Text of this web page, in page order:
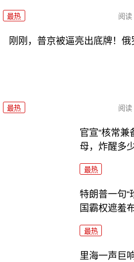
最热 阅读
刚刚，普京被逼亮出底牌！俄
最热 阅读
官宣“核常兼
母，炸醒多
最热
特朗普一句“
国霸权遮羞
最热
里海一声巨